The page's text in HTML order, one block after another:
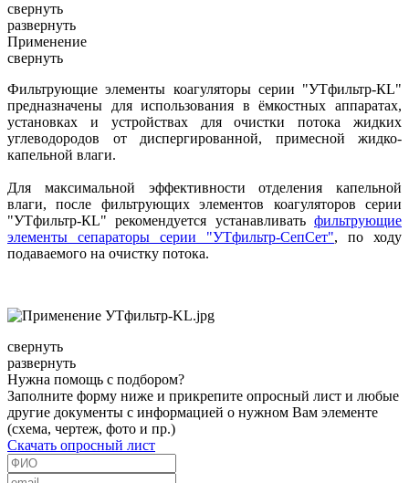
свернуть
развернуть
Применение
свернуть
Фильтрующие элементы коагуляторы серии "УТфильтр-КL"
предназначены для использования в ёмкостных аппаратах,
установках и устройствах для очистки потока жидких
углеводородов от диспергированной, примесной жидко-
капельной влаги.
Для максимальной эффективности отделения капельной
влаги, после фильтрующих элементов коагуляторов серии
"УТфильтр-КL" рекомендуется устанавливать фильтрующие
элементы сепараторы серии "УТфильтр-СепСет", по ходу
подаваемого на очистку потока.
свернуть
развернуть
Нужна помощь с подбором?
Заполните форму ниже и прикрепите опросный лист и любые
другие документы с информацией о нужном Вам элементе
(схема, чертеж, фото и пр.)
Скачать опросный лист